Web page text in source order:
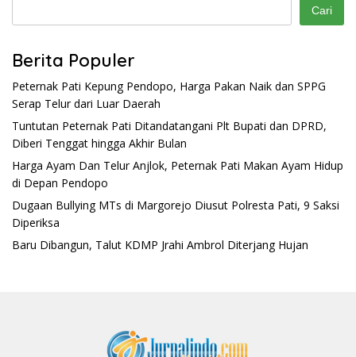
Cari
Berita Populer
Peternak Pati Kepung Pendopo, Harga Pakan Naik dan SPPG
Serap Telur dari Luar Daerah
Tuntutan Peternak Pati Ditandatangani Plt Bupati dan DPRD,
Diberi Tenggat hingga Akhir Bulan
Harga Ayam Dan Telur Anjlok, Peternak Pati Makan Ayam Hidup
di Depan Pendopo
Dugaan Bullying MTs di Margorejo Diusut Polresta Pati, 9 Saksi
Diperiksa
Baru Dibangun, Talut KDMP Jrahi Ambrol Diterjang Hujan